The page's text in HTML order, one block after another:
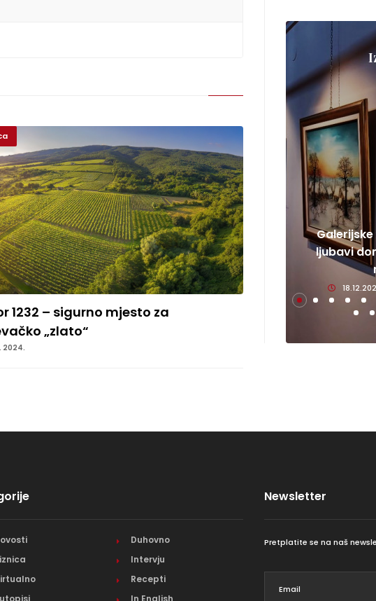
Trezor 1232 – sigurno mjesto za kutjevačko „zlato“
1232 – sigurno mjesto za
„zlato“
2024.
Duhovno
Bliže Tebi- Quo vadis?
18.1.2023.
ljubavi
Duhovno
Intervju
Recepti
In English
Newsletter
Pretplatite se na naš